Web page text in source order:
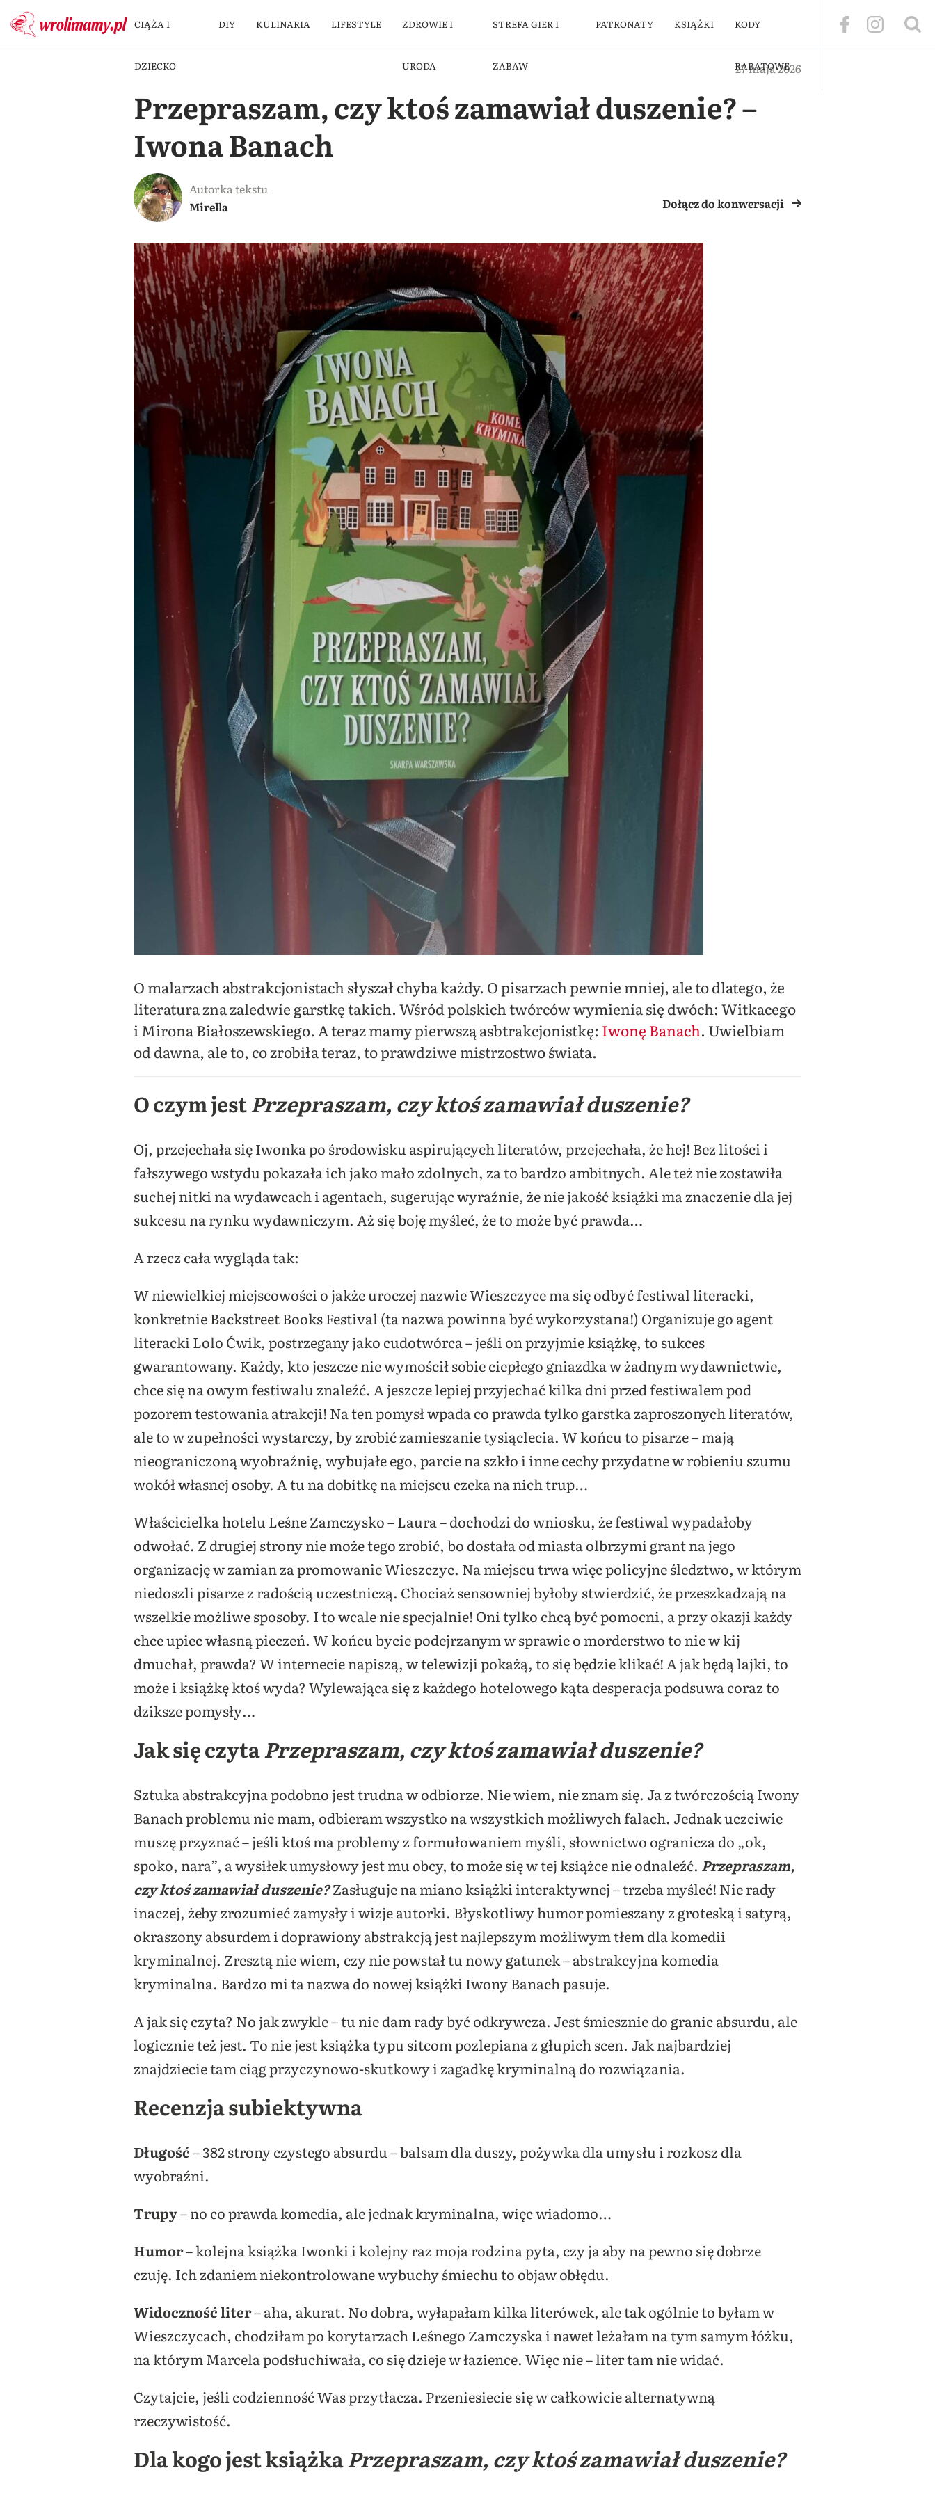
CIĄŻA I
DZIECKO
DIY KULINARIA LIFESTYLE ZDROWIE I
URODA
STREFA GIER I
ZABAW
PATRONATY KSIĄŻKI KODY
RABATOWE
27 maja 2026
Przepraszam, czy ktoś zamawiał duszenie? –
Iwona Banach
Autorka tekstu
Mirella
Dołącz do konwersacji
O malarzach abstrakcjonistach słyszał chyba każdy. O pisarzach pewnie mniej, ale to dlatego, że
literatura zna zaledwie garstkę takich. Wśród polskich twórców wymienia się dwóch: Witkacego
i Mirona Białoszewskiego. A teraz mamy pierwszą asbtrakcjonistkę: Iwonę Banach. Uwielbiam
od dawna, ale to, co zrobiła teraz, to prawdziwe mistrzostwo świata.
O czym jestPrzepraszam, czy ktoś zamawiał duszenie?
Oj, przejechała się Iwonka po środowisku aspirujących literatów, przejechała, że hej! Bez litości i
fałszywego wstydu pokazała ich jako mało zdolnych, za to bardzo ambitnych. Ale też nie zostawiła
suchej nitki na wydawcach i agentach, sugerując wyraźnie, że nie jakość książki ma znaczenie dla jej
sukcesu na rynku wydawniczym. Aż się boję myśleć, że to może być prawda…
A rzecz cała wygląda tak:
W niewielkiej miejscowości o jakże uroczej nazwie Wieszczyce ma się odbyć festiwal literacki,
konkretnie Backstreet Books Festival (ta nazwa powinna być wykorzystana!) Organizuje go agent
literacki Lolo Ćwik, postrzegany jako cudotwórca – jeśli on przyjmie książkę, to sukces
gwarantowany. Każdy, kto jeszcze nie wymościł sobie ciepłego gniazdka w żadnym wydawnictwie,
chce się na owym festiwalu znaleźć. A jeszcze lepiej przyjechać kilka dni przed festiwalem pod
pozorem testowania atrakcji! Na ten pomysł wpada co prawda tylko garstka zaproszonych literatów,
ale to w zupełności wystarczy, by zrobić zamieszanie tysiąclecia. W końcu to pisarze – mają
nieograniczoną wyobraźnię, wybujałe ego, parcie na szkło i inne cechy przydatne w robieniu szumu
wokół własnej osoby. A tu na dobitkę na miejscu czeka na nich trup…
Właścicielka hotelu Leśne Zamczysko – Laura – dochodzi do wniosku, że festiwal wypadałoby
odwołać. Z drugiej strony nie może tego zrobić, bo dostała od miasta olbrzymi grant na jego
organizację w zamian za promowanie Wieszczyc. Na miejscu trwa więc policyjne śledztwo, w którym
niedoszli pisarze z radością uczestniczą. Chociaż sensowniej byłoby stwierdzić, że przeszkadzają na
wszelkie możliwe sposoby. I to wcale nie specjalnie! Oni tylko chcą być pomocni, a przy okazji każdy
chce upiec własną pieczeń. W końcu bycie podejrzanym w sprawie o morderstwo to nie w kij
dmuchał, prawda? W internecie napiszą, w telewizji pokażą, to się będzie klikać! A jak będą lajki, to
może i książkę ktoś wyda? Wylewająca się z każdego hotelowego kąta desperacja podsuwa coraz to
dziksze pomysły…
Jak się czytaPrzepraszam, czy ktoś zamawiał duszenie?
Sztuka abstrakcyjna podobno jest trudna w odbiorze. Nie wiem, nie znam się. Ja z twórczością Iwony
Banach problemu nie mam, odbieram wszystko na wszystkich możliwych falach. Jednak uczciwie
muszę przyznać – jeśli ktoś ma problemy z formułowaniem myśli, słownictwo ogranicza do „ok,
spoko, nara”, a wysiłek umysłowy jest mu obcy, to może się w tej książce nie odnaleźć. Przepraszam,
czy ktoś zamawiał duszenie?Zasługuje na miano książki interaktywnej – trzeba myśleć! Nie rady
inaczej, żeby zrozumieć zamysły i wizje autorki. Błyskotliwy humor pomieszany z groteską i satyrą,
okraszony absurdem i doprawiony abstrakcją jest najlepszym możliwym tłem dla komedii
kryminalnej. Zresztą nie wiem, czy nie powstał tu nowy gatunek – abstrakcyjna komedia
kryminalna. Bardzo mi ta nazwa do nowej książki Iwony Banach pasuje.
A jak się czyta? No jak zwykle – tu nie dam rady być odkrywcza. Jest śmiesznie do granic absurdu, ale
logicznie też jest. To nie jest książka typu sitcom pozlepiana z głupich scen. Jak najbardziej
znajdziecie tam ciąg przyczynowo-skutkowy i zagadkę kryminalną do rozwiązania.
Recenzja subiektywna
Długość– 382 strony czystego absurdu – balsam dla duszy, pożywka dla umysłu i rozkosz dla
wyobraźni.
Trupy– no co prawda komedia, ale jednak kryminalna, więc wiadomo…
Humor– kolejna książka Iwonki i kolejny raz moja rodzina pyta, czy ja aby na pewno się dobrze
czuję. Ich zdaniem niekontrolowane wybuchy śmiechu to objaw obłędu.
Widoczność liter– aha, akurat. No dobra, wyłapałam kilka literówek, ale tak ogólnie to byłam w
Wieszczycach, chodziłam po korytarzach Leśnego Zamczyska i nawet leżałam na tym samym łóżku,
na którym Marcela podsłuchiwała, co się dzieje w łazience. Więc nie – liter tam nie widać.
Czytajcie, jeśli codzienność Was przytłacza. Przeniesiecie się w całkowicie alternatywną
rzeczywistość.
Dla kogo jest książkaPrzepraszam, czy ktoś zamawiał duszenie?